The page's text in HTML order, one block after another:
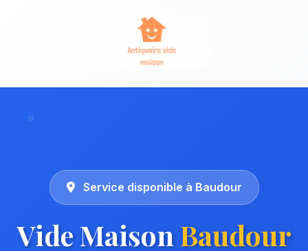
Service disponible à Baudour
Vide MaisonBaudour